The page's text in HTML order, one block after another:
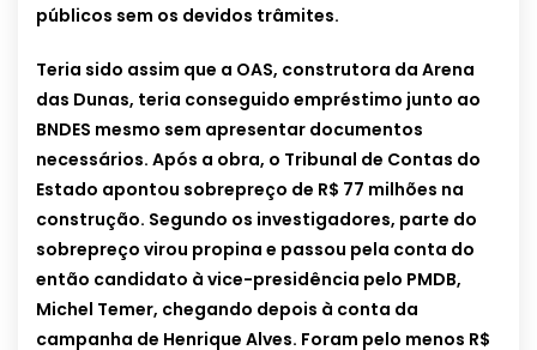
públicos sem os devidos trâmites.
Teria sido assim que a OAS, construtora da Arena
das Dunas, teria conseguido empréstimo junto ao
BNDES mesmo sem apresentar documentos
necessários. Após a obra, o Tribunal de Contas do
Estado apontou sobrepreço de R$ 77 milhões na
construção. Segundo os investigadores, parte do
sobrepreço virou propina e passou pela conta do
então candidato à vice-presidência pelo PMDB,
Michel Temer, chegando depois à conta da
campanha de Henrique Alves. Foram pelo menos R$